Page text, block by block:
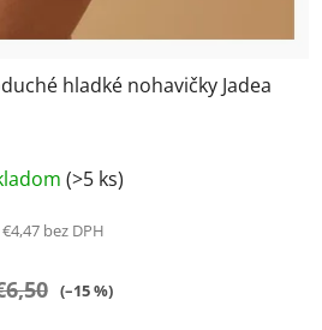
hladké nohavičky Jadea
hodnotenie
produktu
5,0
(>5 ks)
€4,47 bez DPH
(–15 %)